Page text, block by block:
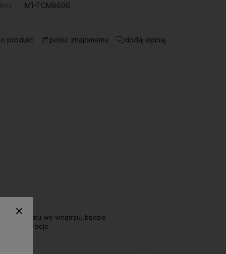
M1-TCM8696
produkt poleć znajomemu dodaj opinię
klimatu we wnętrzu, będzie
dekoracje.